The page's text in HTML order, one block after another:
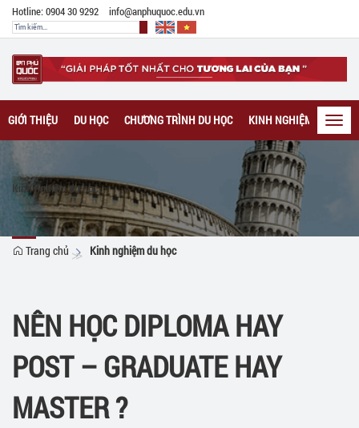
Hotline: 0904 30 9292 info@anphuquoc.edu.vn
GIỚI THIỆU DU HỌC CHƯƠNG TRÌNH DU HỌC KINH NGHIỆM DU HỌC
Kinh nghiệm du học
Trang chủ Kinh nghiệm du học
NÊN HỌC DIPLOMA HAY
POST – GRADUATE HAY
MASTER ?